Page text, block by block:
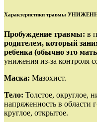
Характеристики травмы
Пробуждение травмы: в
родителем, который
ребенка (обычно это
унижения из‑за контроля
Маска: Мазохист.
Тело: Толстое, округлое,
напряженность в области
круглое, открытое.